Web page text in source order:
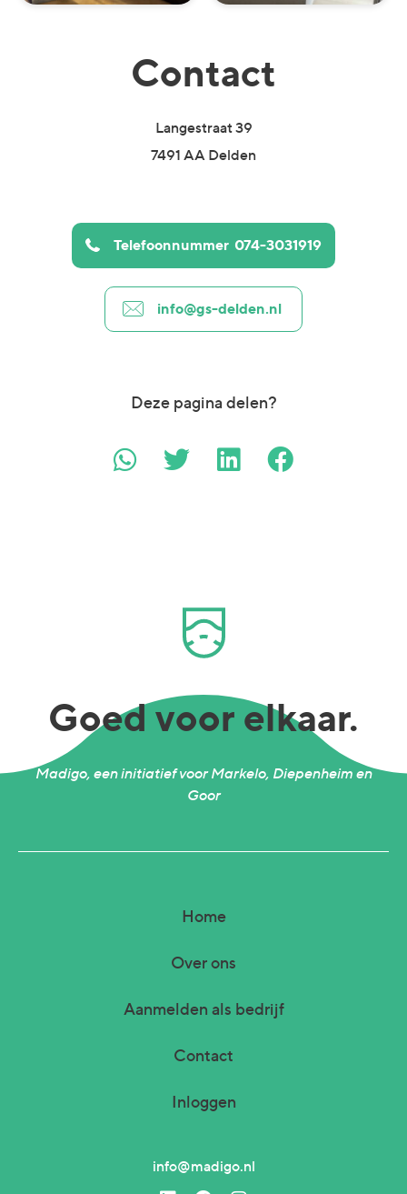
Contact
Langestraat 39
7491 AA Delden
Telefoonnummer 074-3031919
info@gs-delden.nl
Deze pagina delen?
Goed voor elkaar.
Madigo, een initiatief voor Markelo, Diepenheim en
Goor
Home
Over ons
Aanmelden als bedrijf
Contact
Inloggen
info@madigo.nl